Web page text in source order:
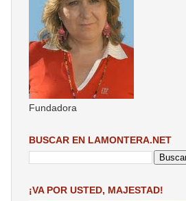
Fundadora
BUSCAR EN LAMONTERA.NET
¡VA POR USTED, MAJESTAD!